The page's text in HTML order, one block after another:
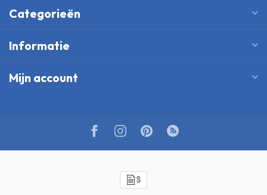
Categorieën
Informatie
Mijn account